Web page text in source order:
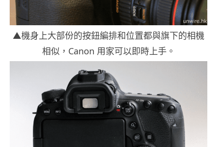
▲機身上大部份的按鈕編排和位置都與旗下的相機
相似，Canon 用家可以即時上手。